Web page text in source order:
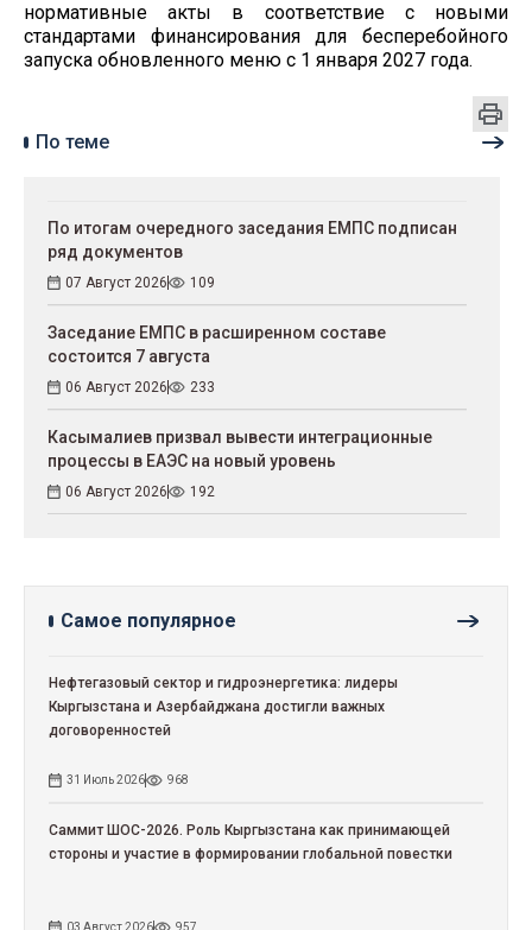
нормативные акты в соответствие с новыми
стандартами финансирования для бесперебойного
запуска обновленного меню с 1 января 2027 года.
По теме
По итогам очередного заседания ЕМПС подписан
ряд документов
07 Август 2026 109
Заседание ЕМПС в расширенном составе
состоится 7 августа
06 Август 2026 233
Касымалиев призвал вывести интеграционные
процессы в ЕАЭС на новый уровень
06 Август 2026 192
Самое популярное
Нефтегазовый сектор и гидроэнергетика: лидеры
Кыргызстана и Азербайджана достигли важных
договоренностей
31 Июль 2026 968
Саммит ШОС-2026. Роль Кыргызстана как принимающей
стороны и участие в формировании глобальной повестки
03 Август 2026 957